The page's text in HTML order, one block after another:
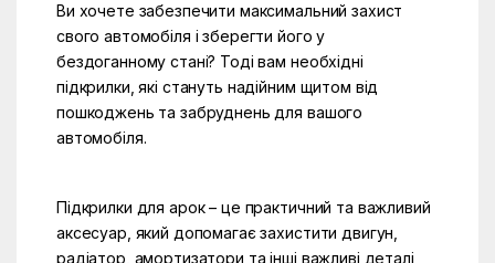
Ви хочете забезпечити максимальний захист
свого автомобіля і зберегти його у
бездоганному стані? Тоді вам необхідні
підкрилки, які стануть надійним щитом від
пошкоджень та забруднень для вашого
автомобіля.
Підкрилки для арок – це практичний та важливий
аксесуар, який допомагає захистити двигун,
радіатор, амортизатори та інші важливі деталі